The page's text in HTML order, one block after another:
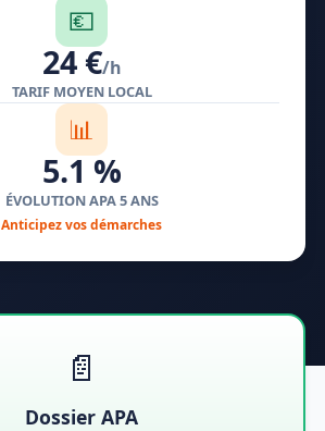
💶
24 €/h
TARIF MOYEN LOCAL
📊
5.1 %
ÉVOLUTION APA 5 ANS
Anticipez vos démarches
📄
Dossier APA